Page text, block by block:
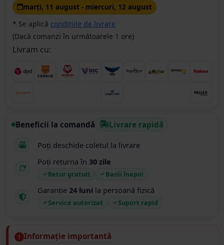
marţi, 11 august - miercuri, 12 august
* Se aplică condițiile de livrare
(Dacă comanzi în următoarele 1 ore)
Livram cu:
Beneficii la comandă Livrare rapidă
Poți deschide coletul la livrare
Poți returna în 30 zile
Retur gratuit Banii înapoi
Garanție 24 luni la persoană fizică
Service autorizat Suport rapid
Informație importantă